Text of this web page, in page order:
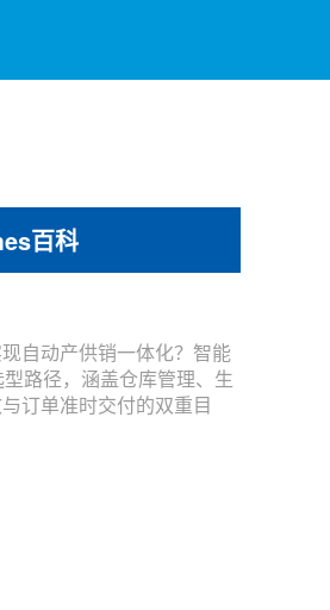
百科
自动产供销一体化？智能
路径，涵盖仓库管理、生
订单准时交付的双重目